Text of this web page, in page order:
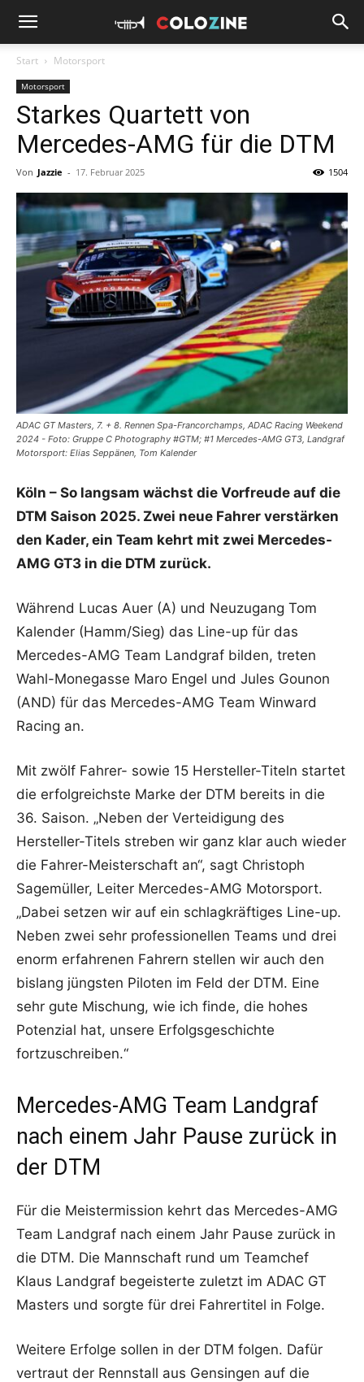
Start Motorsport
Motorsport
Starkes Quartett von
Mercedes-AMG für die DTM
Von Jazzie - 17. Februar 2025 1504
ADAC GT Masters, 7. + 8. Rennen Spa-Francorchamps, ADAC Racing Weekend
2024 - Foto: Gruppe C Photography #GTM; #1 Mercedes-AMG GT3, Landgraf
Motorsport: Elias Seppänen, Tom Kalender
Köln – So langsam wächst die Vorfreude auf die
DTM Saison 2025. Zwei neue Fahrer verstärken
den Kader, ein Team kehrt mit zwei Mercedes-
AMG GT3 in die DTM zurück.
Während Lucas Auer (A) und Neuzugang Tom
Kalender (Hamm/Sieg) das Line-up für das
Mercedes-AMG Team Landgraf bilden, treten
Wahl-Monegasse Maro Engel und Jules Gounon
(AND) für das Mercedes-AMG Team Winward
Racing an.
Mit zwölf Fahrer- sowie 15 Hersteller-Titeln startet
die erfolgreichste Marke der DTM bereits in die
36. Saison. „Neben der Verteidigung des
Hersteller-Titels streben wir ganz klar auch wieder
die Fahrer-Meisterschaft an“, sagt Christoph
Sagemüller, Leiter Mercedes-AMG Motorsport.
„Dabei setzen wir auf ein schlagkräftiges Line-up.
Neben zwei sehr professionellen Teams und drei
enorm erfahrenen Fahrern stellen wir auch den
bislang jüngsten Piloten im Feld der DTM. Eine
sehr gute Mischung, wie ich finde, die hohes
Potenzial hat, unsere Erfolgsgeschichte
fortzuschreiben.“
Mercedes-AMG Team Landgraf
nach einem Jahr Pause zurück in
der DTM
Für die Meistermission kehrt das Mercedes-AMG
Team Landgraf nach einem Jahr Pause zurück in
die DTM. Die Mannschaft rund um Teamchef
Klaus Landgraf begeisterte zuletzt im ADAC GT
Masters und sorgte für drei Fahrertitel in Folge.
Weitere Erfolge sollen in der DTM folgen. Dafür
vertraut der Rennstall aus Gensingen auf die